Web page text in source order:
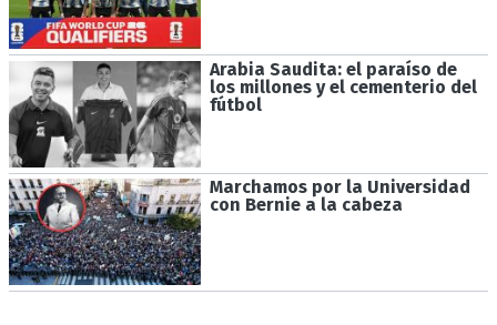
Arabia Saudita: el paraíso de
los millones y el cementerio del
fútbol
Marchamos por la Universidad
con Bernie a la cabeza